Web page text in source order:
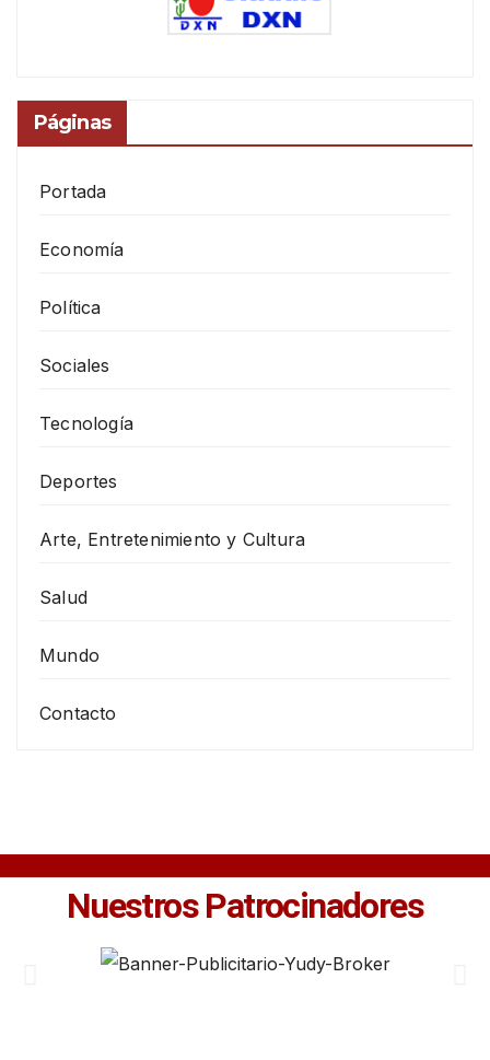
Páginas
Portada
Economía
Política
Sociales
Tecnología
Deportes
Arte, Entretenimiento y Cultura
Salud
Mundo
Contacto
Nuestros Patrocinadores